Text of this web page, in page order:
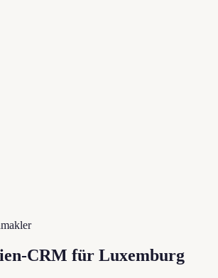
CRM für Luxemburg